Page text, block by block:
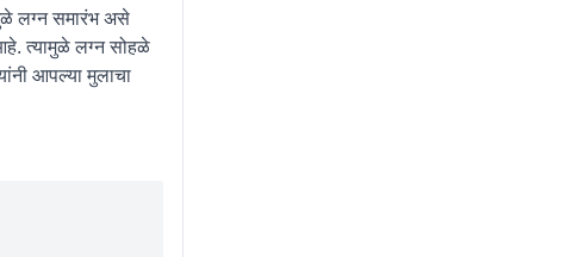
लग्न समारंभ असे
त्यामुळे लग्न सोहळे
आपल्या मुलाचा